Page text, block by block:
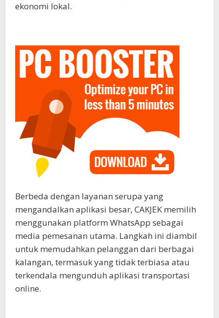
ekonomi lokal.
Berbeda dengan layanan serupa yang
mengandalkan aplikasi besar, CAKJEK memilih
menggunakan platform WhatsApp sebagai
media pemesanan utama. Langkah ini diambil
untuk memudahkan pelanggan dari berbagai
kalangan, termasuk yang tidak terbiasa atau
terkendala mengunduh aplikasi transportasi
online.